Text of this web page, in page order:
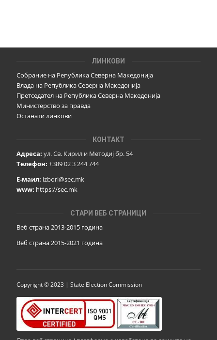
ЛИНКОВИ
Собрание на Република Северна Македонија
Влада на Република Северна Македонија
Претседател на Република Северна Македонија
Министерство за правда
Останати линкови
КОНТАКТ
Адреса: ул. Св. Кирил и Методиј бр. 54
Телефон: +389 02 3 244 744
Е-маил: izbori@sec.mk
www: https://sec.mk
СТАРИ ВЕБ СТРАНИЦИ
Веб страна 2013-2015 година
Веб страна 2015-2021 година
Copyright © 2023 | State Election Commission